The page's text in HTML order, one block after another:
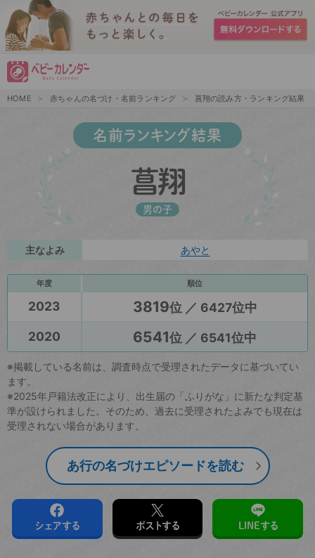
HOME 赤ちゃんの名づけ・名前ランキング 菖翔の読み方・ランキング結果
名前ランキング結果
菖翔
男の子
主なよみ あやと
年度 順位
2023 3819位 ／ 6427位中
2020
6541位 ／ 6541位中
※掲載している名前は、調査時点で受理されたデータに基づいてい
ます。
※2025年戸籍法改正により、出生届の「ふりがな」に新たな判定基
準が設けられました。そのため、過去に受理されたよみでも現在は
受理されない場合があります。
あ行の名づけエピソードを読む
シェアする ポストする LINEする